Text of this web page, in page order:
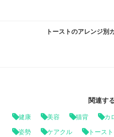
トーストのアレンジ別
関連す
健康 美容 猫背 カ
姿勢 ケアクル トースト